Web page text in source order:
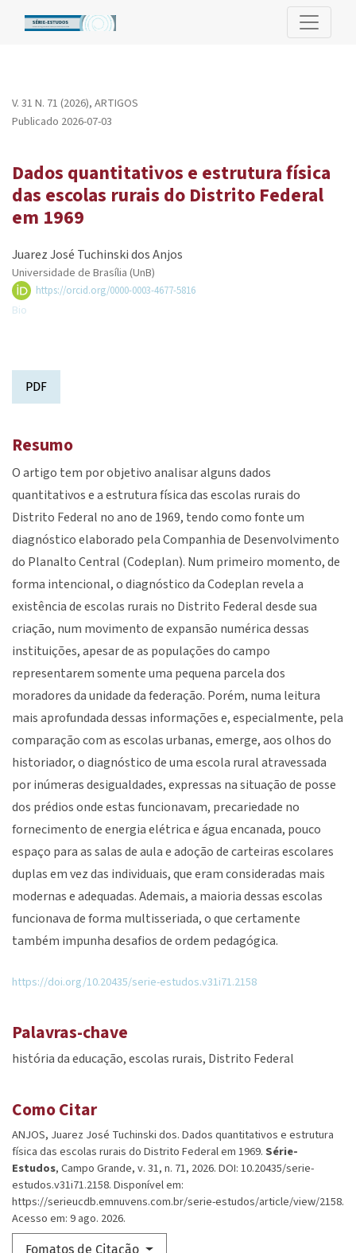
Dados quantitativos e estrutura física das escolas rurais do
V. 31 N. 71 (2026),ARTIGOS
Dados quantitativos e estrutura física
das escolas rurais do Distrito Federal
em 1969
Publicado 2026-07-03
Juarez José Tuchinski dos Anjos
Universidade de Brasília (UnB)
https://orcid.org/0000-0003-4677-5816
Bio
PDF
Palavras-chave
história da educação escolas rurais Distrito Federal
Como Citar
ANJOS, Juarez José Tuchinski dos. Dados quantitativos e estrutura
física das escolas rurais do Distrito Federal em 1969. Série-
Estudos, Campo Grande, v. 31, n. 71, 2026. DOI: 10.20435/serie-
estudos.v31i71.2158. Disponível em:
https://serieucdb.emnuvens.com.br/serie-estudos/article/view/2158.
Acesso em: 9 ago. 2026.
Fomatos de Citação
Resumo
O artigo tem por objetivo analisar alguns dados
quantitativos e a estrutura física das escolas rurais do
Distrito Federal no ano de 1969, tendo como fonte um
diagnóstico elaborado pela Companhia de Desenvolvimento
do Planalto Central (Codeplan). Num primeiro momento, de
forma intencional, o diagnóstico da Codeplan revela a
existência de escolas rurais no Distrito Federal desde sua
criação, num movimento de expansão numérica dessas
instituições, apesar de as populações do campo
representarem somente uma pequena parcela dos
moradores da unidade da federação. Porém, numa leitura
mais aprofundada dessas informações e, especialmente, pela
comparação com as escolas urbanas, emerge, aos olhos do
historiador, o diagnóstico de uma escola rural atravessada
por inúmeras desigualdades, expressas na situação de posse
dos prédios onde estas funcionavam, precariedade no
fornecimento de energia elétrica e água encanada, pouco
espaço para as salas de aula e adoção de carteiras escolares
duplas em vez das individuais, que eram consideradas mais
modernas e adequadas. Ademais, a maioria dessas escolas
funcionava de forma multisseriada, o que certamente
também impunha desafios de ordem pedagógica.
https://doi.org/10.20435/serie-estudos.v31i71.2158